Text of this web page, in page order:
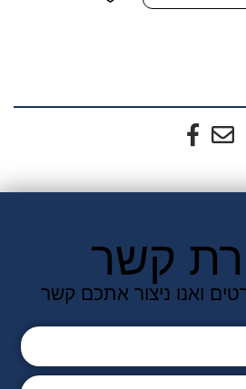
קשר
ואנו ניצור אתכם קשר